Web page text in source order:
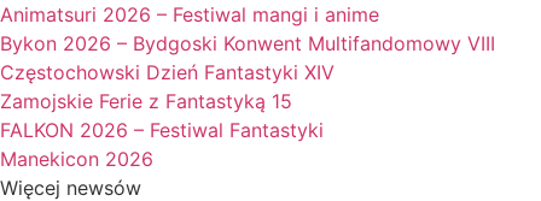
Animatsuri 2026 – Festiwal mangi i anime
Bykon 2026 – Bydgoski Konwent Multifandomowy VIII
Częstochowski Dzień Fantastyki XIV
Zamojskie Ferie z Fantastyką 15
FALKON 2026 – Festiwal Fantastyki
Manekicon 2026
Więcej newsów